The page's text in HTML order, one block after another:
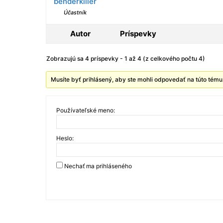
Účastník
Autor Príspevky
Zobrazujú sa 4 príspevky - 1 až 4 (z celkového počtu 4)
Musíte byť prihlásený, aby ste mohli odpovedať na túto
Používateľské meno:
Heslo:
Nechať ma prihláseného